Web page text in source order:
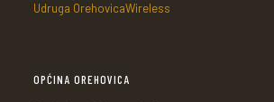
Udruga OrehovicaWireless
OPĆINA OREHOVICA